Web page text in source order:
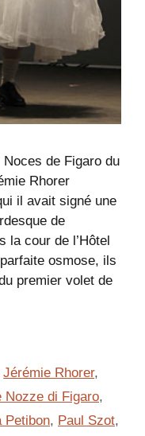
de Figaro du
Rhorer
il avait signé une
de
la cour de l’Hôtel
osmose, ils
premier volet de
Jérémie Rhorer,
Nozze di Figaro,
Petibon, Paul Szot,